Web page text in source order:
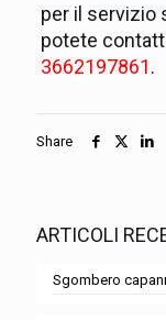
per il servizio
potete
3662197861.
Share
ARTICOLI
Sgombero